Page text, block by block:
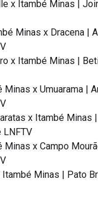
x Itambé Minas |
Minas x Dracena |
x Itambé Minas |
x Umuarama |
x Itambé Minas
LNFTV
x Campo
Minas | Pato